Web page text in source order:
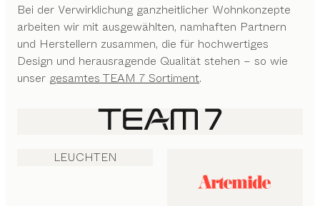
Bei der Verwirklichung ganzheitlicher Wohnkonzepte
arbeiten wir mit ausgewählten, namhaften Partnern
und Herstellern zusammen, die für hochwertiges
Design und herausragende Qualität stehen – so wie
unser gesamtes TEAM 7 Sortiment.
LEUCHTEN